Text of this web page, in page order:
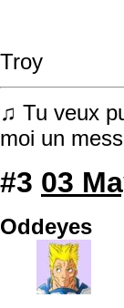
Troy
♫ Tu veux
moi un
#3 03
Oddeyes